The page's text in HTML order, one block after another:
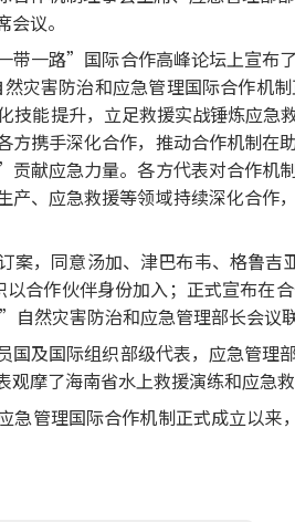
议。
带一路”国际合作高峰论坛上宣
害防治和应急管理国际合作机
技能提升，立足救援实战锤炼应
方携手深化合作，推动合作机制
献应急力量。各方代表对合作机
产、应急救援等领域持续深化合
案，同意汤加、津巴布韦、格鲁
以合作伙伴身份加入；正式宣布
然灾害防治和应急管理部长会议
国及国际组织部级代表，应急管
摩了海南省水上救援演练和应急救
管理国际合作机制正式成立以来